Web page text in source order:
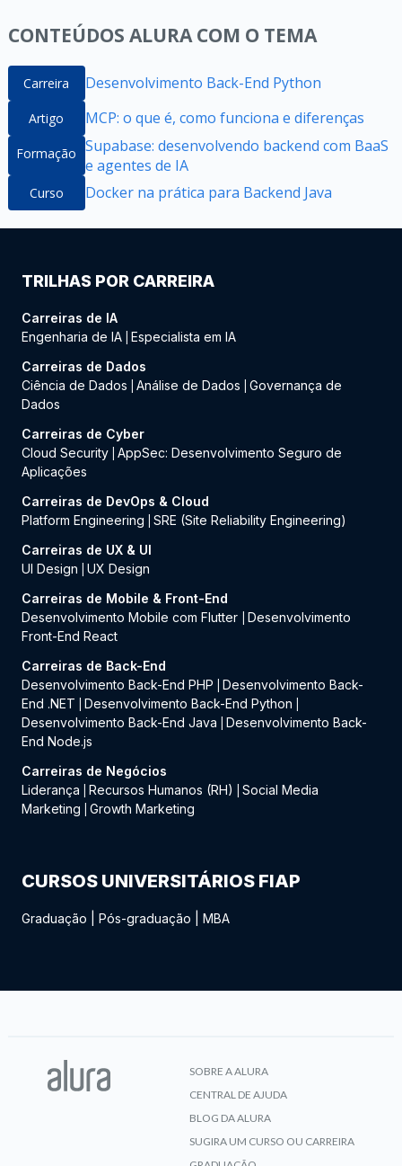
CONTEÚDOS ALURA COM O TEMA
Carreira Desenvolvimento Back-End Python
Artigo MCP: o que é, como funciona e diferenças
Formação Supabase: desenvolvendo backend com BaaS
e agentes de IA
Curso Docker na prática para Backend Java
TRILHAS POR CARREIRA
Carreiras de IA
Engenharia de IA Especialista em IA
Carreiras de Dados
Ciência de Dados
Análise de Dados
Governança de
Dados
Carreiras de Cyber
Cloud Security AppSec: Desenvolvimento Seguro de
Aplicações
Carreiras de DevOps & Cloud
Platform Engineering
SRE (Site Reliability Engineering)
Carreiras de UX & UI
UI Design
UX Design
Carreiras de Mobile & Front-End
Desenvolvimento Mobile com Flutter
Desenvolvimento
Front-End React
Carreiras de Back-End
Desenvolvimento Back-End PHP
Desenvolvimento Back-
End .NET
Desenvolvimento Back-End Python
Desenvolvimento Back-End Java
Desenvolvimento Back-
End Node.js
Carreiras de Negócios
Liderança
Recursos Humanos (RH)
Social Media
Marketing
Growth Marketing
CURSOS UNIVERSITÁRIOS FIAP
Graduação Pós-graduação MBA
SOBRE A ALURA
CENTRAL DE AJUDA
BLOG DA ALURA
SUGIRA UM CURSO OU CARREIRA